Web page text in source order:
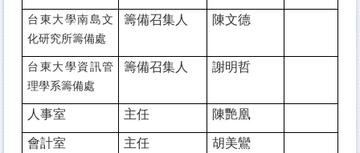
台東大學南島文
化研究所籌備處
籌備召集人 陳文德
台東大學資訊管
理學系籌備處
籌備召集人 謝明哲
人事室 主任
陳艷凰
會計室
主任
胡美鸞